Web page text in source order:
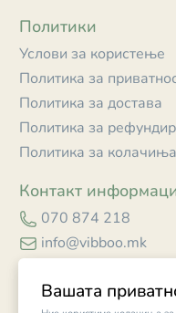
Вашата
Политики
Услови за користење
Политика за
Политика за достава
Политика за
Политика за колачиња
Контакт
070 874 218
info@vibboo.mk